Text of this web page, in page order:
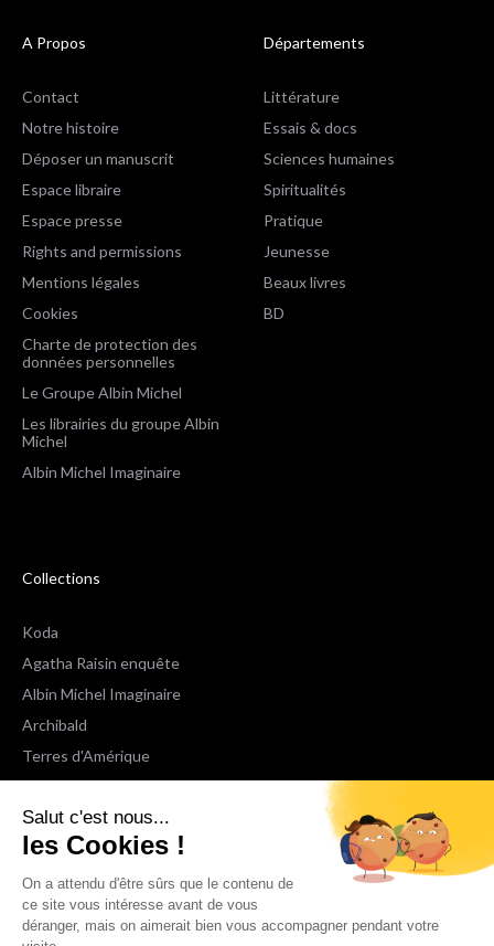
Salut c'est nous...
les Cookies !
On a attendu d'être sûrs que le contenu de
ce site vous intéresse avant de vous
déranger, mais on aimerait bien vous accompagner pendant votre
A Propos
Contact
Notre histoire
Déposer un manuscrit
Espace libraire
Espace presse
Rights and permissions
Mentions légales
Cookies
Charte de protection des
données personnelles
Le Groupe Albin Michel
Les librairies du groupe Albin
Michel
Albin Michel Imaginaire
Départements
Littérature
Essais & docs
Sciences humaines
Spiritualités
Pratique
Jeunesse
Beaux livres
BD
Collections
Koda
Agatha Raisin enquête
Albin Michel Imaginaire
Archibald
Terres d'Amérique
Espaces Libres Poche
NOX
Wiz
Voir toutes les collections
Nous suivre